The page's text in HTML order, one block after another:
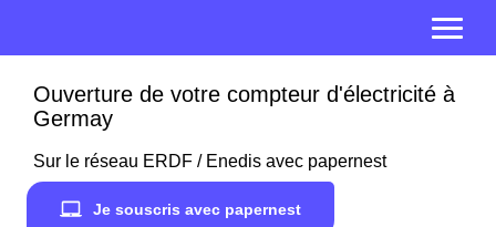
Ouverture de votre compteur d'électricité à
Germay
Sur le réseau ERDF / Enedis avec papernest
Je souscris avec papernest